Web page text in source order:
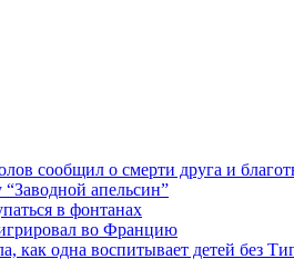
сообщил о смерти друга и
апельсин”
в фонтанах
во Францию
как одна воспитывает детей без